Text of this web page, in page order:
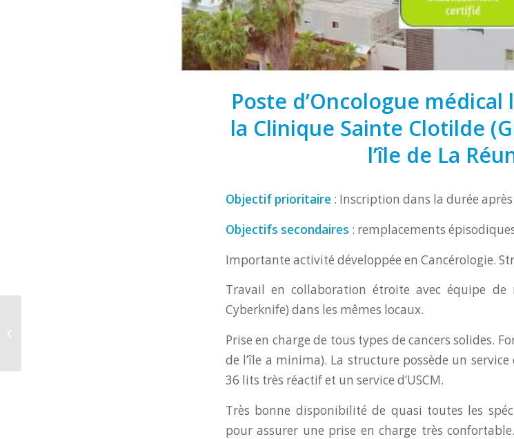
Poste d’Oncologue
la Clinique Sainte Clotilde
l’île de La
Objectif prioritaire : Inscription dans la durée après
Objectifs secondaires : remplacements
Importante activité développée en Cancérologie.
Travail en collaboration étroite avec équipe de
Cyberknife) dans les mêmes locaux.
Prise en charge de tous types de cancers solides.
de l’île a minima). La structure possède un
36 lits très réactif et un service d’USCM.
Très bonne disponibilité de quasi toutes les
pour assurer une prise en charge très